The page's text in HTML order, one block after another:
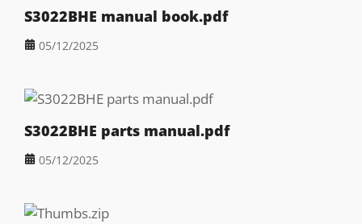
S3022BHE manual book.pdf
05/12/2025
S3022BHE parts manual.pdf
05/12/2025